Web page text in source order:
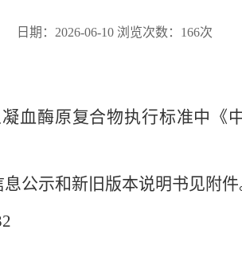
日期：2026-06-10 浏览次数： 166次
血酶原复合物执行标准中《
公示和新旧版本说明书见附件